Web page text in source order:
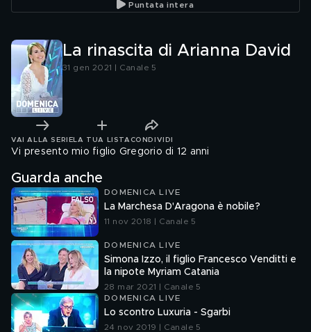
Puntata intera
La rinascita di Arianna David
31 gen 2021 | Canale 5
VAI ALLA SERIE LA TUA LISTA CONDIVIDI
Vi presento mio figlio Gregorio di 12 anni
Guarda anche
DOMENICA LIVE
La Marchesa D'Aragona è nobile?
11 nov 2018 | Canale 5
DOMENICA LIVE
Simona Izzo, il figlio Francesco Venditti e
la nipote Myriam Catania
28 mar 2021 | Canale 5
DOMENICA LIVE
Lo scontro Luxuria - Sgarbi
24 nov 2019 | Canale 5